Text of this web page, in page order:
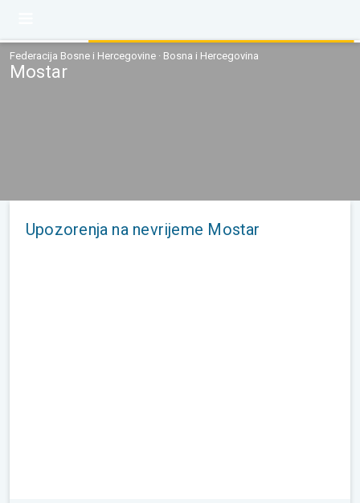
Federacija Bosne i Hercegovine · Bosna i Hercegovina
Mostar
Upozorenja na nevrijeme Mostar